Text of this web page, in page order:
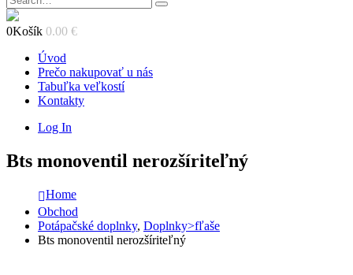
0Košík 0.00 €
Úvod
Prečo nakupovať u nás
Tabuľka veľkostí
Kontakty
Log In
Bts monoventil nerozšíriteľný
Home
Obchod
Potápačské doplnky, Doplnky>fľaše
Bts monoventil nerozšíriteľný